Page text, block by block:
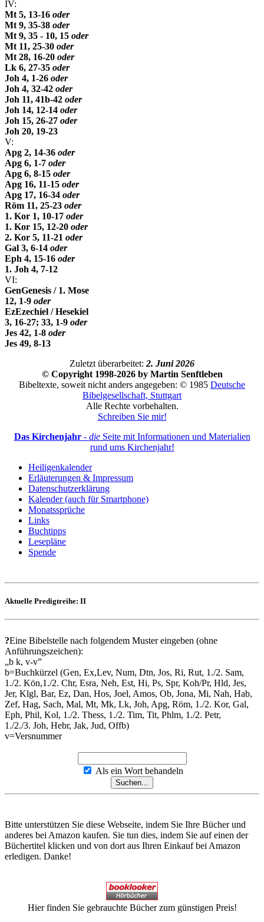
IV:
Mt 5, 13-16 oder
Mt 9, 35-38 oder
Mt 9, 35 - 10, 15 oder
Mt 11, 25-30 oder
Mt 28, 16-20 oder
Lk 6, 27-35 oder
Joh 4, 1-26 oder
Joh 4, 32-42 oder
Joh 11, 41b-42 oder
Joh 14, 12-14 oder
Joh 15, 26-27 oder
Joh 20, 19-23
V:
Apg 2, 14-36 oder
Apg 6, 1-7 oder
Apg 6, 8-15 oder
Apg 16, 11-15 oder
Apg 17, 16-34 oder
Röm 11, 25-23 oder
1. Kor 1, 10-17 oder
1. Kor 15, 12-20 oder
2. Kor 5, 11-21 oder
Gal 3, 6-14 oder
Eph 4, 15-16 oder
1. Joh 4, 7-12
VI:
GenGenesis / 1. Mose
12, 1-9 oder
EzEzechiel / Hesekiel
3, 16-27; 33, 1-9 oder
Jes 42, 1-8 oder
Jes 49, 8-13
Zuletzt überarbeitet: 2. Juni 2026
© Copyright 1998-2026 by Martin Senftleben
Bibeltexte, soweit nicht anders angegeben: © 1985 Deutsche
Bibelgesellschaft, Stuttgart
Alle Rechte vorbehalten.
Schreiben Sie mir!
Das Kirchenjahr- dieSeite mit Informationen und Materialien
rund ums Kirchenjahr!
Heiligenkalender
Erläuterungen & Impressum
Datenschutzerklärung
Kalender (auch für Smartphone)
Monatssprüche
Links
Buchtipps
Lesepläne
Spende
Aktuelle Predigtreihe: II
?Eine Bibelstelle nach folgendem Muster eingeben (ohne
Anführungszeichen):
„b k, v-v”
b=Buchkürzel (Gen, Ex,Lev, Num, Dtn, Jos, Ri, Rut, 1./2. Sam,
1./2. Kön,1./2. Chr, Esra, Neh, Est, Hi, Ps, Spr, Koh/Pr, Hld, Jes,
Jer, Klgl, Bar, Ez, Dan, Hos, Joel, Amos, Ob, Jona, Mi, Nah, Hab,
Zef, Hag, Sach, Mal, Mt, Mk, Lk, Joh, Apg, Röm, 1./2. Kor, Gal,
Eph, Phil, Kol, 1./2. Thess, 1./2. Tim, Tit, Phlm, 1./2. Petr,
1./2./3. Joh, Hebr, Jak, Jud, Offb)
v=Versnummer
Als ein Wort behandeln
Bitte unterstützen Sie diese Webseite, indem Sie Ihre Bücher und
anderes bei Amazon kaufen. Sie tun dies, indem Sie auf einen der
Büchertitel klicken und von dort aus Ihren Einkauf bei Amazon
erledigen. Danke!
Hier finden Sie gebrauchte Bücher zum günstigen Preis!